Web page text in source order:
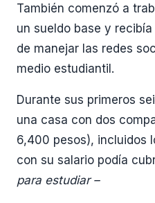
También comenzó a
un sueldo base y
de manejar las redes
medio estudiantil.
Durante sus primeros
una casa con dos
6,400 pesos), incluidos
con su salario podía
para estudiar –